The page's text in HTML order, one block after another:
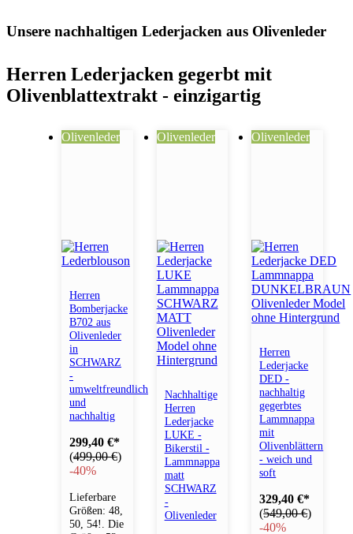
Unsere nachhaltigen Lederjacken aus Olivenleder
Herren Lederjacken gegerbt mit
Olivenblattextrakt - einzigartig
Olivenleder
Herren
Bomberjacke
B702 aus
Olivenleder
in
SCHWARZ
-
umweltfreundlich
und
nachhaltig
299,40 €*
(499,00 €)
-40%
Lieferbare
Größen: 48,
50, 54!. Die
Olivenleder
Nachhaltige
Herren
Lederjacke
LUKE -
Bikerstil -
Lammnappa
matt
SCHWARZ
-
Olivenleder
Olivenleder
Herren
Lederjacke
DED -
nachhaltig
gegerbtes
Lammnappa
mit
Olivenblättern
- weich und
soft
329,40 €*
(549,00 €)
-40%